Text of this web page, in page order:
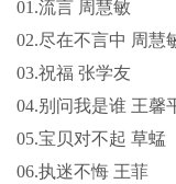
01.流言 周慧敏
02.尽在不言中 周慧
03.祝福 张学友
04.别问我是谁 王馨
05.宝贝对不起 草蜢
06.执迷不悔 王菲